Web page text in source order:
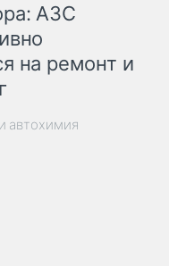
АЗС
на ремонт и
автохимия